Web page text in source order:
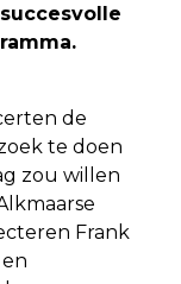
de
te doen
zou willen
Frank